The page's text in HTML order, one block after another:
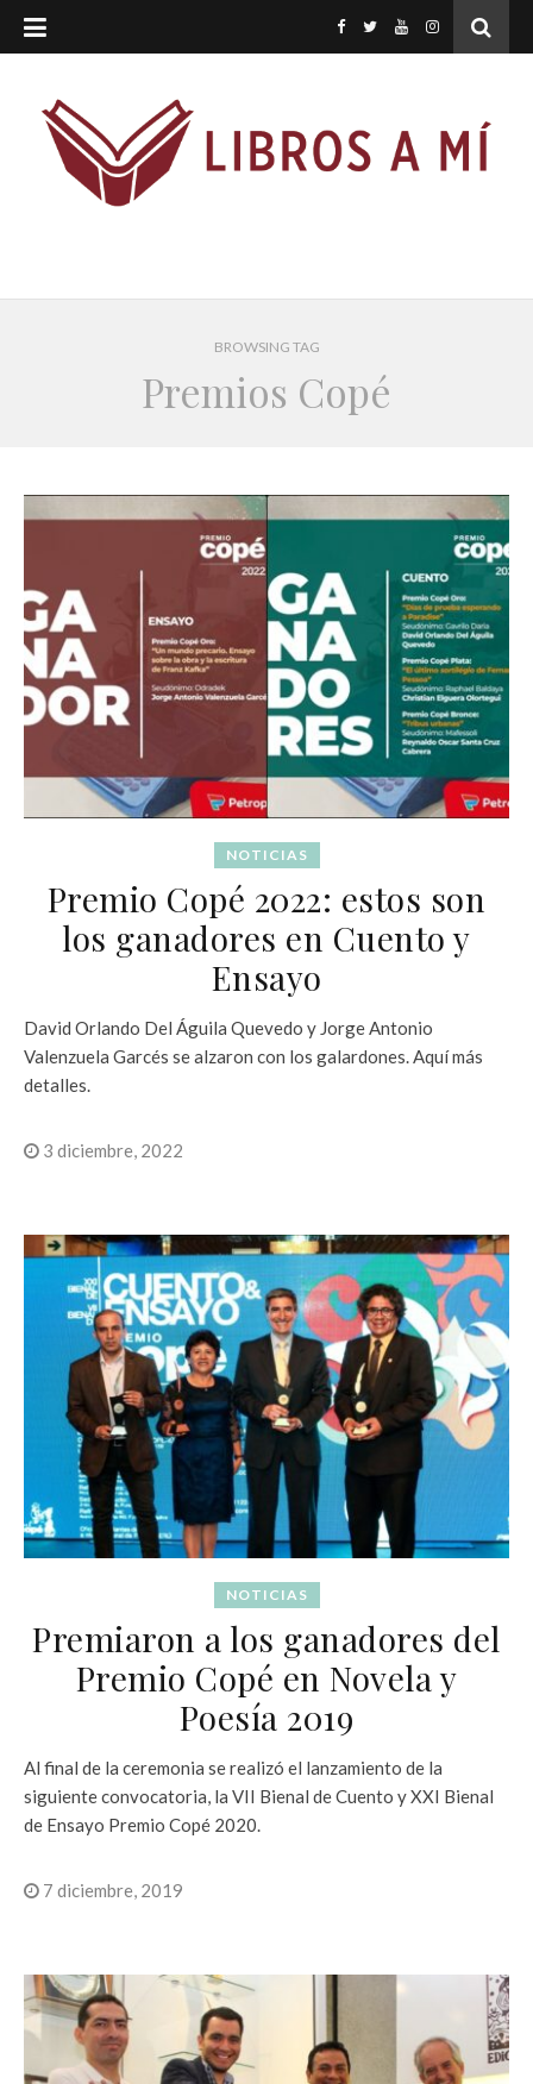
BROWSING TAG
Premios Copé
NOTICIAS
Premio Copé 2022: estos son
los ganadores en Cuento y
Ensayo
David Orlando Del Águila Quevedo y Jorge Antonio
Valenzuela Garcés se alzaron con los galardones. Aquí más
detalles.
3 diciembre, 2022
NOTICIAS
Premiaron a los ganadores del
Premio Copé en Novela y
Poesía 2019
Al final de la ceremonia se realizó el lanzamiento de la
siguiente convocatoria, la VII Bienal de Cuento y XXI Bienal
de Ensayo Premio Copé 2020.
7 diciembre, 2019